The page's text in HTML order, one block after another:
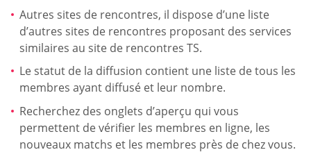
Autres sites de rencontres, il dispose d’une liste
d’autres sites de rencontres proposant des services
similaires au site de rencontres TS.
Le statut de la diffusion contient une liste de tous les
membres ayant diffusé et leur nombre.
Recherchez des onglets d’aperçu qui vous
permettent de vérifier les membres en ligne, les
nouveaux matchs et les membres près de chez vous.